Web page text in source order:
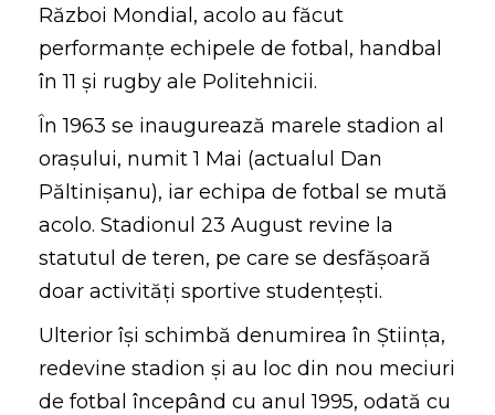
Război Mondial, acolo au făcut
performanțe echipele de fotbal, handbal
în 11 și rugby ale Politehnicii.
În 1963 se inaugurează marele stadion al
orașului, numit 1 Mai (actualul Dan
Păltinișanu), iar echipa de fotbal se mută
acolo. Stadionul 23 August revine la
statutul de teren, pe care se desfășoară
doar activități sportive studențești.
Ulterior își schimbă denumirea în Știința,
redevine stadion și au loc din nou meciuri
de fotbal începând cu anul 1995, odată cu